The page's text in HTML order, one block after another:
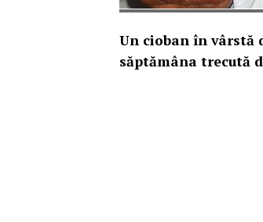
Un cioban în vârstă
săptămâna trecută